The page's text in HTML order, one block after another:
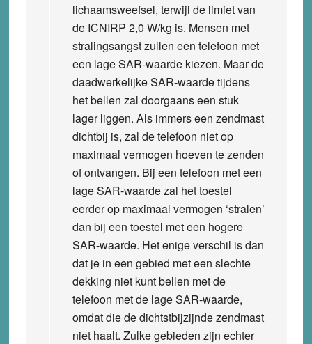
lichaamsweefsel, terwijl de limiet van
de ICNIRP 2,0 W/kg is. Mensen met
stralingsangst zullen een telefoon met
een lage SAR-waarde kiezen. Maar de
daadwerkelijke SAR-waarde tijdens
het bellen zal doorgaans een stuk
lager liggen. Als immers een zendmast
dichtbij is, zal de telefoon niet op
maximaal vermogen hoeven te zenden
of ontvangen. Bij een telefoon met een
lage SAR-waarde zal het toestel
eerder op maximaal vermogen ‘stralen’
dan bij een toestel met een hogere
SAR-waarde. Het enige verschil is dan
dat je in een gebied met een slechte
dekking niet kunt bellen met de
telefoon met de lage SAR-waarde,
omdat die de dichtstbijzijnde zendmast
niet haalt. Zulke gebieden zijn echter